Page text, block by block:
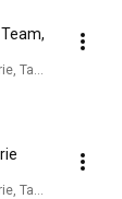
Take-away und
Take-away und